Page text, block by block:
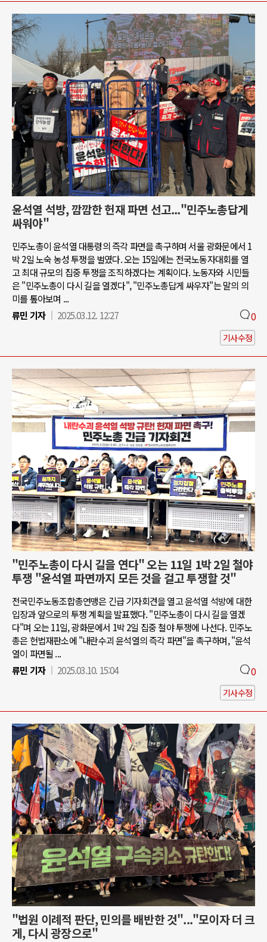
윤석열 석방, 깜깜한 헌재 파면 선고..."민주노총답게
싸워야"
민주노총이 윤석열 대통령의 즉각 파면을 촉구하며 서울 광화문에서 1
박 2일 노숙 농성 투쟁을 벌였다. 오는 15일에는 전국노동자대회를 열
고 최대 규모의 집중 투쟁을 조직하겠다는 계획이다. 노동자와 시민들
은 "민주노총이 다시 길을 열겠다", "민주노총답게 싸우자"는 말의 의
미를 톺아보며 ...
류민 기자
2025.03.12. 12:27 0
기사수정
"민주노총이 다시 길을 연다" 오는 11일 1박 2일 철야
투쟁 "윤석열 파면까지 모든 것을 걸고 투쟁할 것"
전국민주노동조합총연맹은 긴급 기자회견을 열고 윤석열 석방에 대한
입장과 앞으로의 투쟁 계획을 발표했다. "민주노총이 다시 길을 열겠
다"며 오는 11일, 광화문에서 1박 2일 집중 철야 투쟁에 나선다. 민주노
총은 헌법재판소에 "내란수괴 윤석열의 즉각 파면"을 촉구하며, "윤석
열이 파면될 ...
류민 기자
2025.03.10. 15:04 0
기사수정
"법원 이례적 판단, 민의를 배반한 것"..."모이자 더 크
게, 다시 광장으로"